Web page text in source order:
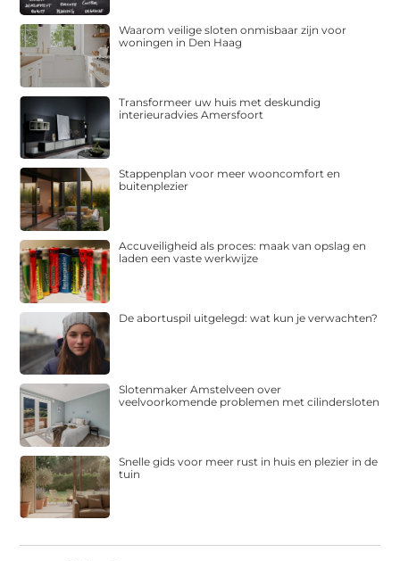
Waarom veilige sloten onmisbaar zijn voor
woningen in Den Haag
Transformeer uw huis met deskundig
interieuradvies Amersfoort
Stappenplan voor meer wooncomfort en
buitenplezier
Accuveiligheid als proces: maak van opslag en
laden een vaste werkwijze
De abortuspil uitgelegd: wat kun je verwachten?
Slotenmaker Amstelveen over
veelvoorkomende problemen met cilindersloten
Snelle gids voor meer rust in huis en plezier in de
tuin